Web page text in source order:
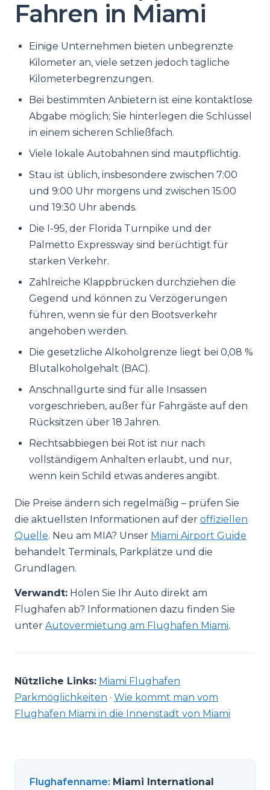
Fahren in Miami
Einige Unternehmen bieten unbegrenzte
Kilometer an, viele setzen jedoch tägliche
Kilometerbegrenzungen.
Bei bestimmten Anbietern ist eine kontaktlose
Abgabe möglich; Sie hinterlegen die Schlüssel
in einem sicheren Schließfach.
Viele lokale Autobahnen sind mautpflichtig.
Stau ist üblich, insbesondere zwischen 7:00
und 9:00 Uhr morgens und zwischen 15:00
und 19:30 Uhr abends.
Die I-95, der Florida Turnpike und der
Palmetto Expressway sind berüchtigt für
starken Verkehr.
Zahlreiche Klappbrücken durchziehen die
Gegend und können zu Verzögerungen
führen, wenn sie für den Bootsverkehr
angehoben werden.
Die gesetzliche Alkoholgrenze liegt bei 0,08 %
Blutalkoholgehalt (BAC).
Anschnallgurte sind für alle Insassen
vorgeschrieben, außer für Fahrgäste auf den
Rücksitzen über 18 Jahren.
Rechtsabbiegen bei Rot ist nur nach
vollständigem Anhalten erlaubt, und nur,
wenn kein Schild etwas anderes angibt.
Die Preise ändern sich regelmäßig – prüfen Sie
die aktuellsten Informationen auf der offiziellen
Quelle. Neu am MIA? Unser Miami Airport Guide
behandelt Terminals, Parkplätze und die
Grundlagen.
Verwandt: Holen Sie Ihr Auto direkt am
Flughafen ab? Informationen dazu finden Sie
unter Autovermietung am Flughafen Miami.
Nützliche Links: Miami Flughafen
Parkmöglichkeiten · Wie kommt man vom
Flughafen Miami in die Innenstadt von Miami
Flughafenname: Miami International